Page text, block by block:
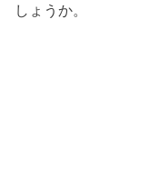
しょうか。